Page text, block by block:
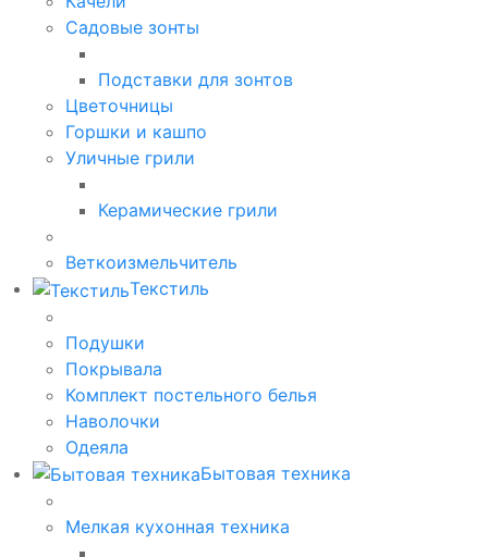
Садовые зонты
Подставки для зонтов
Цветочницы
Горшки и кашпо
Уличные грили
Керамические грили
Веткоизмельчитель
Текстиль
Подушки
Покрывала
Комплект постельного белья
Наволочки
Одеяла
Бытовая техника
Мелкая кухонная техника